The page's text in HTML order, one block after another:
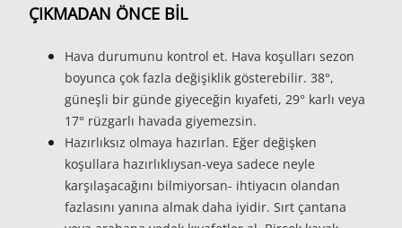
ÇIKMADAN ÖNCE BİL
Hava durumunu kontrol et. Hava koşulları sezon
boyunca çok fazla değişiklik gösterebilir. 38°,
güneşli bir günde giyeceğin kıyafeti, 29° karlı veya
17° rüzgarlı havada giyemezsin.
Hazırlıksız olmaya hazırlan. Eğer değişken
koşullara hazırlıklıysan-veya sadece neyle
karşılaşacağını bilmiyorsan- ihtiyacın olandan
fazlasını yanına almak daha iyidir. Sırt çantana